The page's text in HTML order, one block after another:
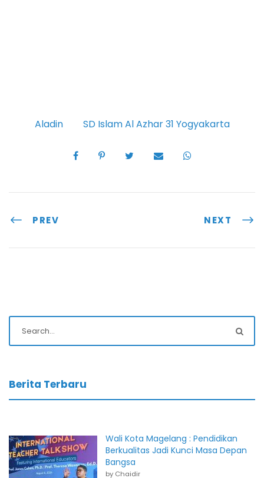
Aladin SD Islam Al Azhar 31 Yogyakarta
PREV NEXT
Berita Terbaru
Wali Kota Magelang : Pendidikan
Berkualitas Jadi Kunci Masa Depan
Bangsa
by Chaidir